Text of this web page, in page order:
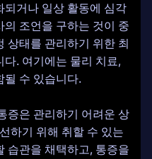
되거나 일상 활동에 심각
조언을 구하는 것이 중
상태를 관리하기 위한 최
. 여기에는 물리 치료,
될 수 있습니다.
증은 관리하기 어려운 상
하기 위해 취할 수 있는
습관을 채택하고, 통증을